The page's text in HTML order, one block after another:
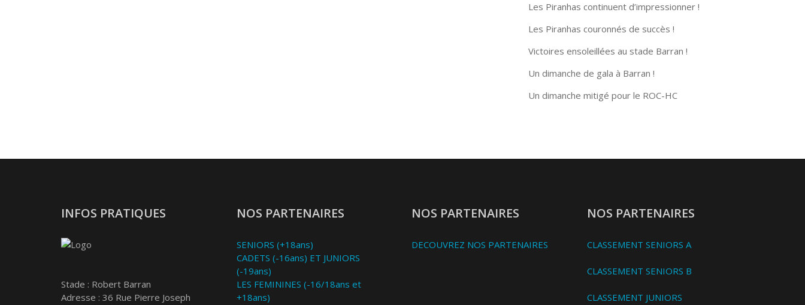
Les Piranhas continuent d’impressionner !
Les Piranhas couronnés de succès !
Victoires ensoleillées au stade Barran !
Un dimanche de gala à Barran !
Un dimanche mitigé pour le ROC-HC
INFOS PRATIQUES
Stade : Robert Barran
Adresse : 36 Rue Pierre Joseph
NOS PARTENAIRES
SENIORS (+18ans)
CADETS (-16ans) ET JUNIORS
(-19ans)
LES FEMININES (-16/18ans et
+18ans)
NOS PARTENAIRES
DECOUVREZ NOS PARTENAIRES
NOS PARTENAIRES
CLASSEMENT SENIORS A
CLASSEMENT SENIORS B
CLASSEMENT JUNIORS